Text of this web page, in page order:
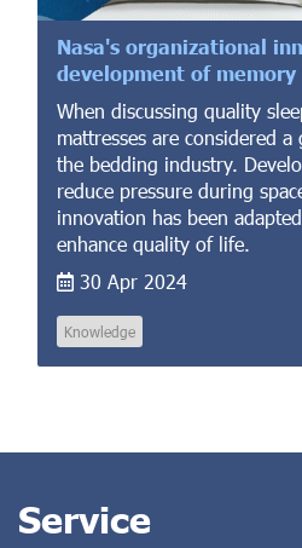
Nasa's organizational
development of
When discussing quality
mattresses are considered
the bedding industry.
reduce pressure during
innovation has been
enhance quality of life.
30 Apr 2024
Knowledge
Service